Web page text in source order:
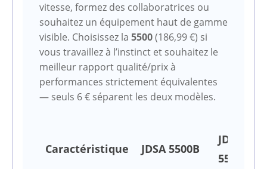
vitesse, formez des collaboratrices ou
souhaitez un équipement haut de gamme
visible. Choisissez la 5500(186,99 €) si
vous travaillez à l’instinct et souhaitez le
meilleur rapport qualité/prix à
performances strictement équivalentes
— seuls 6 € séparent les deux modèles.
Caractéristique JDSA 5500B
JDSA
5500